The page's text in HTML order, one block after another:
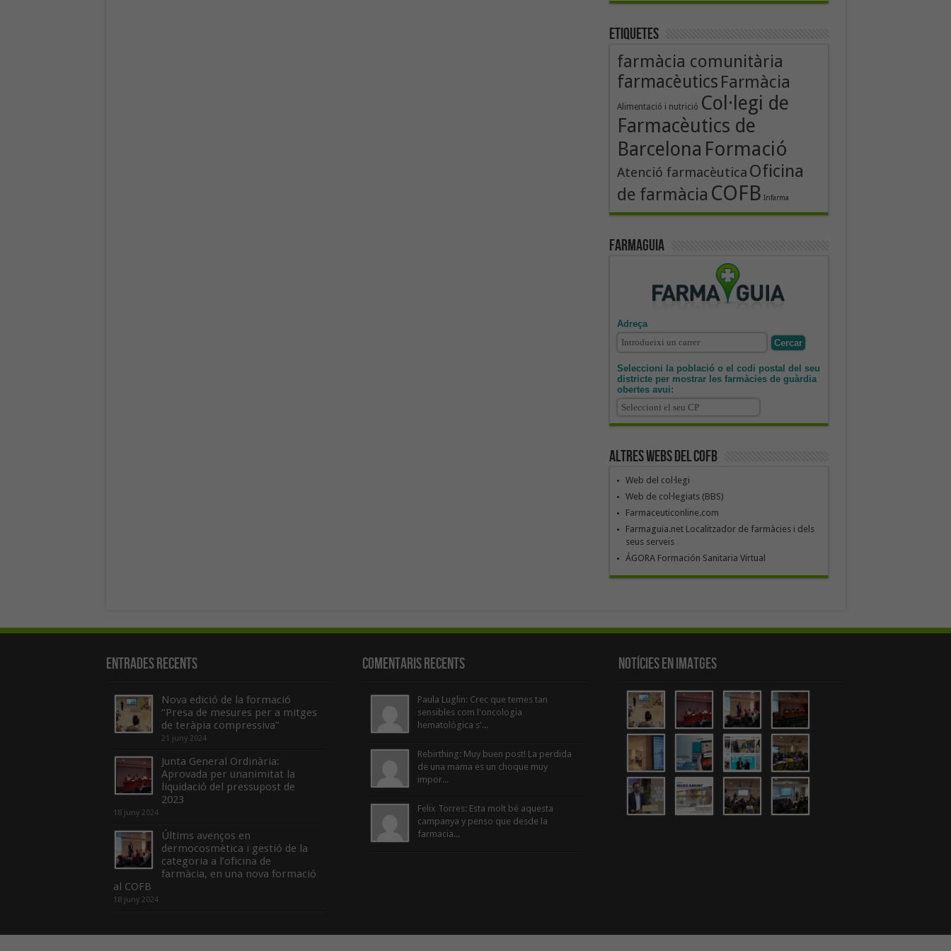
Etiquetes
farmàcia comunitària
farmacèutics Farmàcia
Alimentació i nutrició Col·legi de
Farmacèutics de
Barcelona Formació
Atenció farmacèutica Oficina
de farmàcia COFB Infarma
Farmaguia
Adreça
Seleccioni la població o el codi postal del seu
districte per mostrar les farmàcies de guàrdia
obertes avui:
Altres webs del COFB
Web del col·legi
Web de col·legiats (BBS)
Farmaceuticonline.com
Farmaguia.net Localitzador de farmàcies i dels
seus serveis
ÁGORA Formación Sanitaria Virtual
Entrades recents
Nova edició de la formació
“Presa de mesures per a mitges
de teràpia compressiva”
21 juny 2024
Junta General Ordinària:
Aprovada per unanimitat la
liquidació del pressupost de
2023
18 juny 2024
Últims avenços en
dermocosmètica i gestió de la
categoria a l’oficina de
farmàcia, en una nova formació
al COFB
18 juny 2024
Comentaris Recents
Paula Luglin: Crec que temes tan
sensibles com l'oncologia
hematològica s'...
Rebirthing: Muy buen post! La perdida
de una mama es un choque muy
impor...
Felix Torres: Esta molt bé aquesta
campanya y penso que desde la
farmacia...
Notícies en Imatges